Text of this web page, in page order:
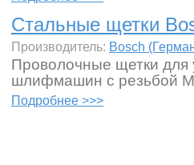
Стальные щетки
Производитель: Bosch
Проволочные щетки для
шлифмашин с резьбой
Подробнее >>>